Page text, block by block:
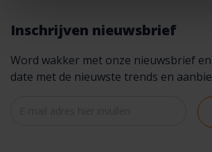
Inschrijven nieuwsbrief
Word wakker met onze nieuwsbrief
date met de nieuwste trends en